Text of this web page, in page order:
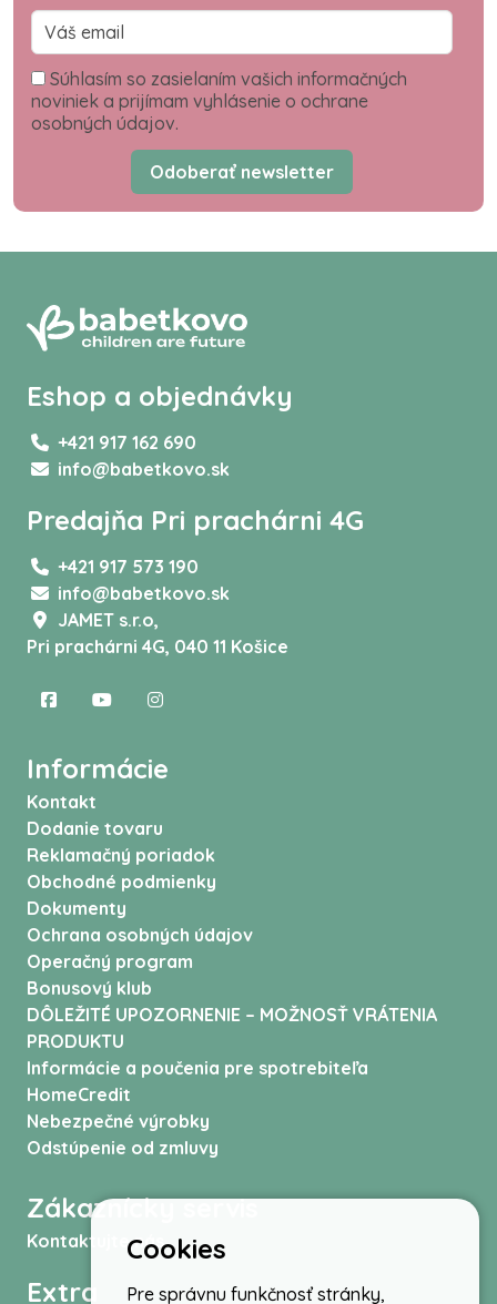
Súhlasím so zasielaním vašich informačných
noviniek a prijímam vyhlásenie o ochrane
osobných údajov.
Odoberať newsletter
Eshop a objednávky
+421 917 162 690
info@babetkovo.sk
Predajňa Pri prachárni 4G
+421 917 573 190
info@babetkovo.sk
JAMET s.r.o,
Pri prachárni 4G, 040 11 Košice
Informácie
Kontakt
Dodanie tovaru
Reklamačný poriadok
Obchodné podmienky
Dokumenty
Ochrana osobných údajov
Operačný program
Bonusový klub
DÔLEŽITÉ UPOZORNENIE – MOŽNOSŤ VRÁTENIA
PRODUKTU
Informácie a poučenia pre spotrebiteľa
HomeCredit
Nebezpečné výrobky
Odstúpenie od zmluvy
Zákaznícky servis
Kontaktujte nás
Extra
Cookies
Pre správnu funkčnosť stránky,